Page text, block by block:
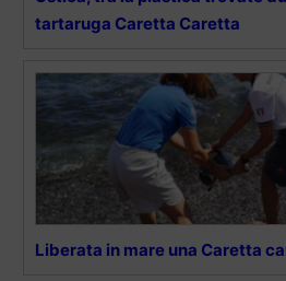
tartaruga Caretta Caretta
Liberata in mare una Caretta